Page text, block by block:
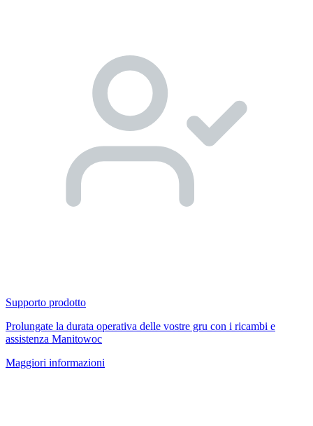
Supporto prodotto
Prolungate la durata operativa delle vostre gru con i ricambi e
assistenza Manitowoc
Maggiori informazioni